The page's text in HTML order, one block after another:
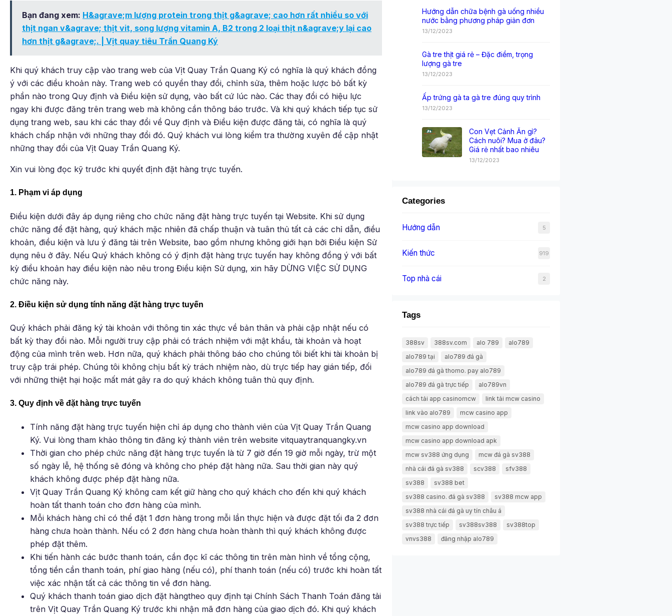
Bạn đang xem: H&agrave;m lượng protein trong thịt g&agrave; cao hơn rất nhiều so với
thịt ngan v&agrave; thịt vit, song lượng vitamin A, B2 trong 2 loại thịt n&agrave;y lại cao
hơn thịt g&agrave;. | Vịt quay tiêu Trần Quang Ký
Khi quý khách truy cập vào trang web của Vịt Quay Trần Quang Ký có nghĩa là quý khách đồng
ý với các điều khoản này. Trang web có quyền thay đổi, chỉnh sửa, thêm hoặc lược bỏ bất kỳ
phần nào trong Quy định và Điều kiện sử dụng, vào bất cứ lúc nào. Các thay đổi có hiệu lực
ngay khi được đăng trên trang web mà không cần thông báo trước. Và khi quý khách tiếp tục sử
dụng trang web, sau khi các thay đổi về Quy định và Điều kiện được đăng tải, có nghĩa là quý
khách chấp nhận với những thay đổi đó. Quý khách vui lòng kiểm tra thường xuyên để cập nhật
những thay đổi của Vịt Quay Trần Quang Ký.
Xin vui lòng đọc kỹ trước khi quyết định đặt hàng trực tuyến.
1. Phạm vi áp dụng
Điều kiện dưới đây áp dụng riêng cho chức năng đặt hàng trực tuyến tại Website. Khi sử dụng
chức năng để đặt hàng, quý khách mặc nhiên đã chấp thuận và tuân thủ tất cả các chỉ dẫn, điều
khoản, điều kiện và lưu ý đăng tải trên Website, bao gồm nhưng không giới hạn bởi Điều kiện Sử
dụng nêu ở đây. Nếu Quý khách không có ý định đặt hàng trực tuyến hay không đồng ý với bất
kỳ điều khoản hay điều kiện nào nêu trong Điều kiện Sử dụng, xin hãy DỪNG VIỆC SỬ DỤNG
chức năng này.
2. Điều kiện sử dụng tính năng đặt hàng trực tuyến
Quý khách phải đăng ký tài khoản với thông tin xác thực về bản thân và phải cập nhật nếu có
bất kỳ thay đổi nào. Mỗi người truy cập phải có trách nhiệm với mật khẩu, tài khoản và hoạt
động của mình trên web. Hơn nữa, quý khách phải thông báo cho chúng tôi biết khi tài khoản bị
truy cập trái phép. Chúng tôi không chịu bất kỳ trách nhiệm nào, dù trực tiếp hay gián tiếp, đối
với những thiệt hại hoặc mất mát gây ra do quý khách không tuân thủ quy định.
3. Quy định về đặt hàng trực tuyến
Tính năng đặt hàng trực tuyến hiện chỉ áp dụng cho thành viên của Vịt Quay Trần Quang
Ký. Vui lòng tham khảo thông tin đăng ký thành viên trên website vitquaytranquangky.vn
Thời gian cho phép chức năng đặt hàng trực tuyến là từ 7 giờ đến 19 giờ mỗi ngày, trừ một
số ngày lễ, hệ thống sẽ đóng và không cho phép đặt hàng nữa. Sau thời gian này quý
khách không được phép đặt hàng nữa.
Vịt Quay Trần Quang Ký không cam kết giữ hàng cho quý khách cho đến khi quý khách
hoàn tất thanh toán cho đơn hàng của mình.
Mỗi khách hàng chỉ có thể đặt 1 đơn hàng trong mỗi lần thực hiện và được đặt tối đa 2 đơn
hàng chưa hoàn thành. Nếu có 2 đơn hàng chưa hoàn thành thì quý khách không được
phép đặt thêm.
Khi tiến hành các bước thanh toán, cần đọc kĩ các thông tin trên màn hình về tổng cộng,
tổng tiền cần thanh toán, phí giao hàng (nếu có), phí thanh toán (nếu có) trước khi hoàn tất
việc xác nhận tất cả các thông tin về đơn hàng.
Quý khách thanh toán giao dịch đặt hàngtheo quy định tại Chính Sách Thanh Toán đăng tải
trên Vịt Quay Trần Quang Ký trước khi nhận mã đơn hàng của giao dịch đó. Khi quý khách
Hướng dẫn chữa bệnh gà uống nhiều
nước bằng phương pháp giản đơn
13/12/2023
Gà tre thịt giá rẻ – Đặc điểm, trọng
lượng gà tre
13/12/2023
Ấp trứng gà ta gà tre đúng quy trình
13/12/2023
Con Vẹt Cảnh Ăn gì?
Cách nuôi? Mua ở đâu?
Giá rẻ nhất bao nhiêu
13/12/2023
Categories
Hướng dẫn 5
Kiến thức 919
Top nhà cái 2
Tags
388sv 388sv.com alo 789
alo789
alo789 tại
alo789 đá gà
alo789 đá gà thomo. pay alo789
alo789 đá gà trực tiếp
alo789vn
cách tải app casinomcw
link tải mcw casino
link vào alo789
mcw casino app
mcw casino app download
mcw casino app download apk
mcw sv388 ứng dụng
mcw đá gà sv388
nhà cái đá gà sv388
scv388
sfv388
sv388
sv388 bet
sv388 casino. đá gà sv388
sv388 mcw app
sv388 nhà cái đá gà uy tín châu á
sv388 trực tiếp
sv388sv388
sv388top
vnvs388
đăng nhập alo789